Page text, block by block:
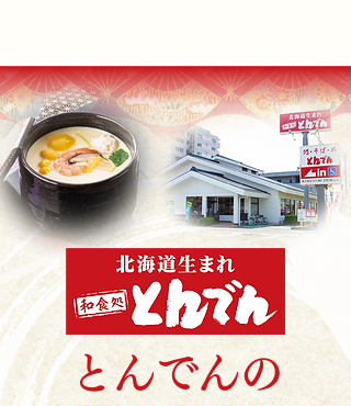
とんでんの